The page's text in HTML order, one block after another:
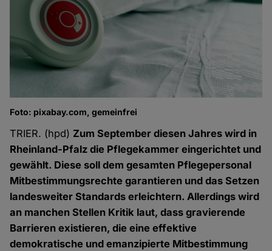
Foto: pixabay.com, gemeinfrei
TRIER. (hpd) Zum September diesen Jahres wird in
Rheinland-Pfalz die Pflegekammer eingerichtet und
gewählt. Diese soll dem gesamten Pflegepersonal
Mitbestimmungsrechte garantieren und das Setzen
landesweiter Standards erleichtern. Allerdings wird
an manchen Stellen Kritik laut, dass gravierende
Barrieren existieren, die eine effektive
demokratische und emanzipierte Mitbestimmung